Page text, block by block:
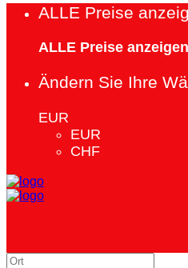
ALLE Preise
ALLE Preise
Ändern Sie Ihre
EUR
EUR
CHF